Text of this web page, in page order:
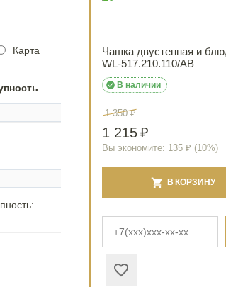
Чашка двустенная и
WL‑517.210.110/AB
В наличии

1 350 ₽
1 215₽
Вы экономите: 135 ₽ (10%)
В КОРЗИНУ
Карта